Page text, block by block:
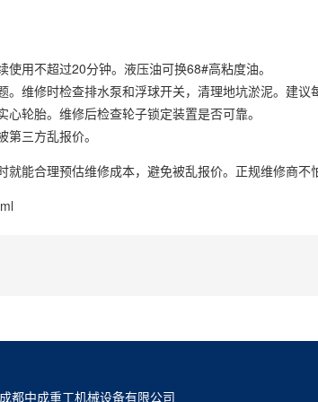
用不超过20分钟。液压油可换68#高粘度油。
维修时检查排水泵和浮球开关，清理地坑淤泥。建议
轮胎。维修后检查轮子锁定装置是否可靠。
三方乱报价。
就能合理预估维修成本，避免被乱报价。正规维修商
成都中成重工机械设备有限公司